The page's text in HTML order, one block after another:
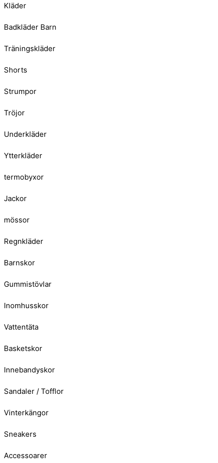
Kläder
Badkläder Barn
Träningskläder
Shorts
Strumpor
Tröjor
Underkläder
Ytterkläder
termobyxor
Jackor
mössor
Regnkläder
Barnskor
Gummistövlar
Inomhusskor
Vattentäta
Basketskor
Innebandyskor
Sandaler / Tofflor
Vinterkängor
Sneakers
Accessoarer